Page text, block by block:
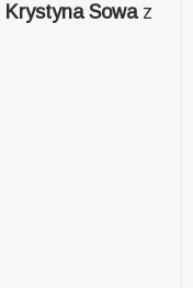
Krystyna Sowaz